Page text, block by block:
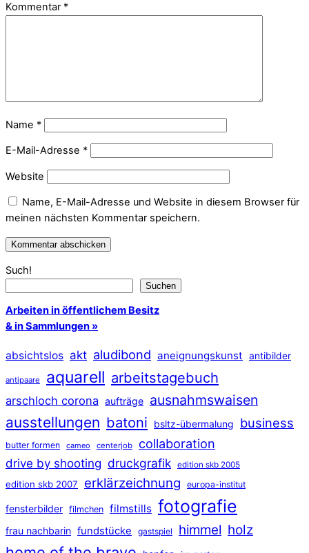
Kommentar *
Name *
E-Mail-Adresse *
Website
Name, E-Mail-Adresse und Website in diesem Browser für
meinen nächsten Kommentar speichern.
Such!
Suchen
Arbeiten in öffentlichem Besitz
& in Sammlungen »
absichtslos akt aludibond aneignungskunst antibilder
antipaare aquarell arbeitstagebuch
arschloch corona aufträge ausnahmswaisen
ausstellungen batoni bsltz-übermalung business
butter formen cameo centerjob collaboration
drive by shooting druckgrafik edition skb 2005
edition skb 2007 erklärzeichnung europa-institut
fensterbilder filmchen filmstills fotografie
frau nachbarin fundstücke gastspiel himmel holz